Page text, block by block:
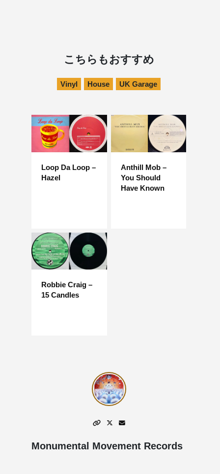
こちらもおすすめ
Vinyl House UK Garage
Loop Da Loop –
Hazel
Anthill Mob –
You Should
Have Known
Robbie Craig –
15 Candles
Monumental Movement Records